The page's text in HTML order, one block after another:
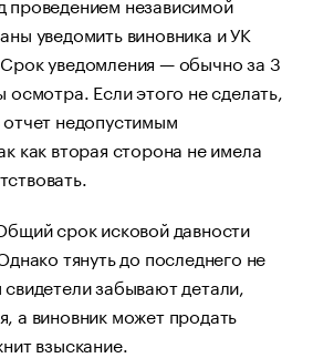
уведомить виновника и УК
уведомления — обычно за 3
осмотра. Если этого не сделать,
недопустимым
как вторая сторона не имела
срок исковой давности
тянуть до последнего не
забывают детали,
а виновник может продать
взыскание.